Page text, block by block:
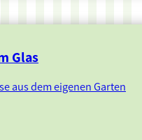
Glas
aus dem eigenen Garten